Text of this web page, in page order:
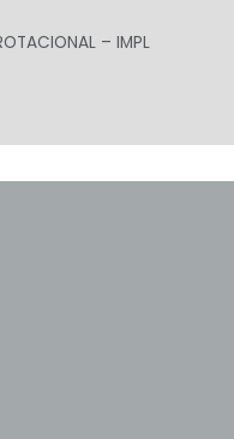
– IMPL